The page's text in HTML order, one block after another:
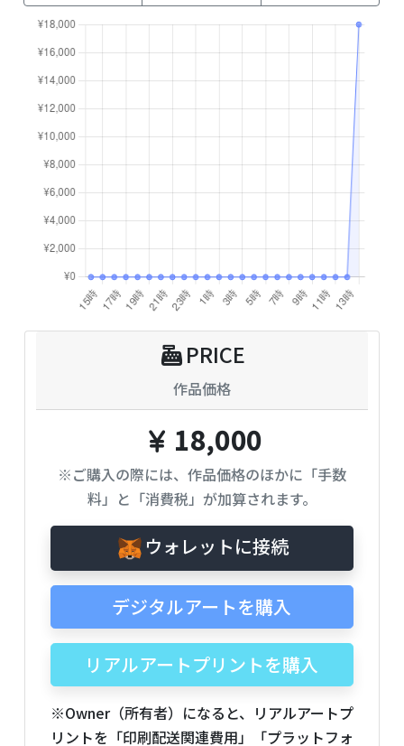
PRICE
作品価格
18,000
※ご購入の際には、作品価格のほかに「手数
料」と「消費税」が加算されます。
ウォレットに接続
デジタルアートを購入
リアルアートプリントを購入
※Owner（所有者）になると、リアルアートプ
リントを「印刷配送関連費用」「プラットフォ